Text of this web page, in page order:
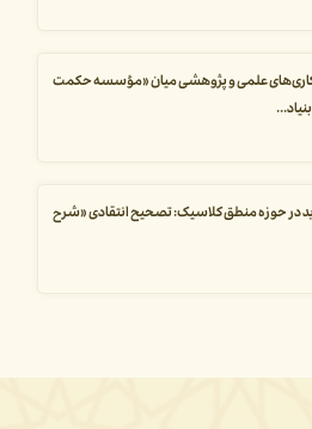
علمی و پژوهشی میان «مؤسسه حکمت
در حوزه منطق کلاسیک: تصحیح انتقادی «شرح